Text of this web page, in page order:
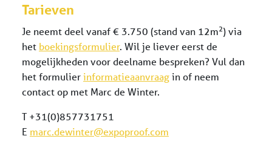
Tarieven
Je neemt deel vanaf € 3.750 (stand van 12m2) via
het boekingsformulier. Wil je liever eerst de
mogelijkheden voor deelname bespreken? Vul dan
het formulierinformatieaanvraagin of neem
contact op met Marc de Winter.
T +31(0)857731751
E marc.dewinter@expoproof.com